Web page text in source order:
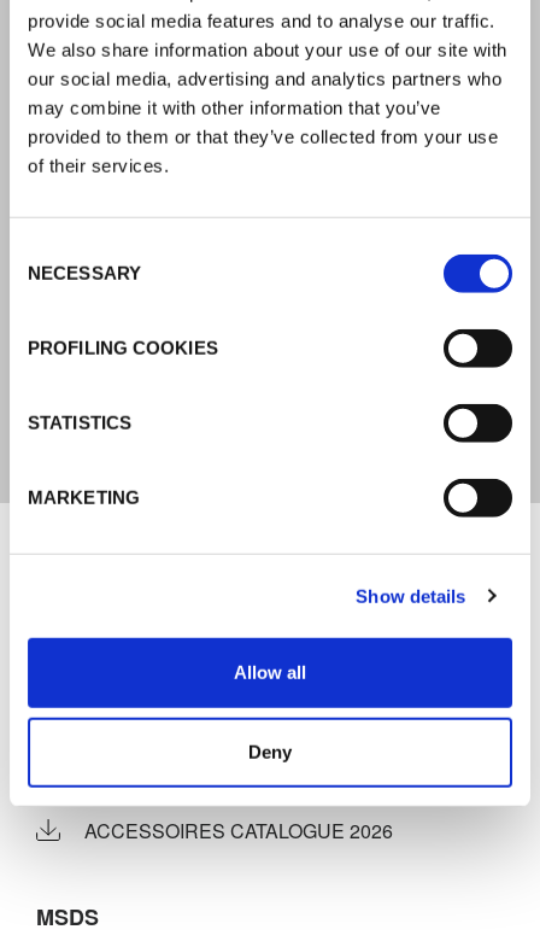
provide social media features and to analyse our traffic.
We also share information about your use of our site with
our social media, advertising and analytics partners who
may combine it with other information that you’ve
provided to them or that they’ve collected from your use
of their services.
Selection
NECESSARY
PROFILING COOKIES
STATISTICS
MARKETING
Show details
Allow all
Deny
- 30 °C / + 90 °C
ÉPAISSEUR STANDARD
0,6 mm
Long. > 150 N / 50 mm | Tras. > 150 N / 50 mm (EN
12311-1)
FLUX VERTICAL
0 mm (ISO 7390)
DOCUMENTATION TECHNIQUE
K-FLEX BUTYL RUBAN
K-FLEX TARIF 2026
ACCESSOIRES CATALOGUE 2026
MSDS